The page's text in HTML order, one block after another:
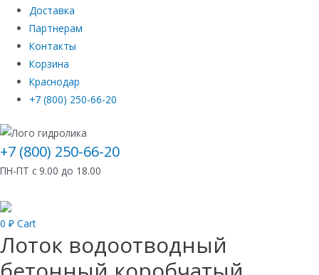
Доставка
Партнерам
Контакты
Корзина
Краснодар
+7 (800) 250-66-20
+7 (800) 250-66-20
ПН-ПТ с 9.00 до 18.00
0 ₽ Cart
Лоток водоотводный